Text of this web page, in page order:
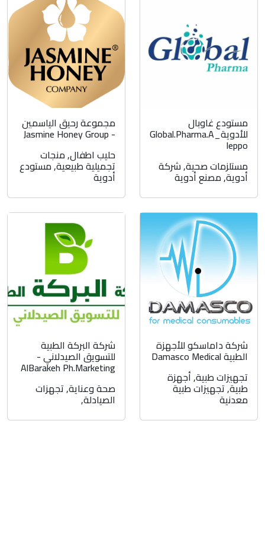
مستودع غاوبال
للأدوية_Global.Pharma.A
leppo
مستلزمات صحية,شركة
أدوية,مصنع أدوية
مجموعة رحيق الياسمين
- Jasmine Honey Group
حليب اطفال,منجات
تجميلية طبيعية,مستودع
أدوية
شركة داماسكو للأجهزة
الطبية Damasco Medical
تجهيزات طبية,أجهزة
طبية,تجهيزات طبية
معدنية
شركة البركة الطبية
للتسويق الصيدلاني -
AlBarakeh Ph.Marketing
صحة وعناية,تجهزات
الصيادلة,